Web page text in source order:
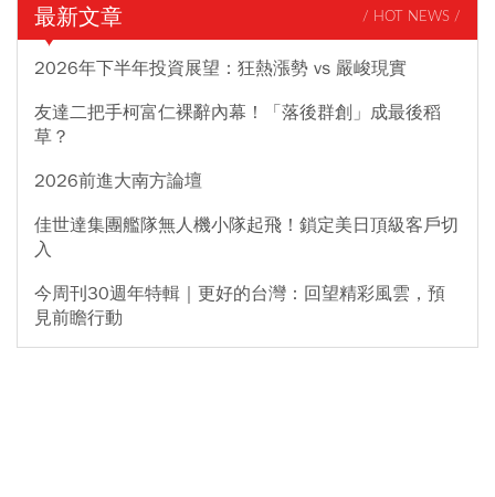
最新文章 / HOT NEWS /
2026年下半年投資展望：狂熱漲勢 vs 嚴峻現實
友達二把手柯富仁裸辭內幕！「落後群創」成最後稻
草？
2026前進大南方論壇
佳世達集團艦隊無人機小隊起飛！鎖定美日頂級客戶切
入
今周刊30週年特輯｜更好的台灣：回望精彩風雲，預
見前瞻行動